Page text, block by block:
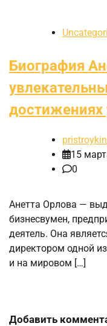
Биография
достижениях
pristroykin_
15
0
Анетта Орлова —
бизнесвумен,
деятель. Она
директором одной
и на мировом […]
Добавить